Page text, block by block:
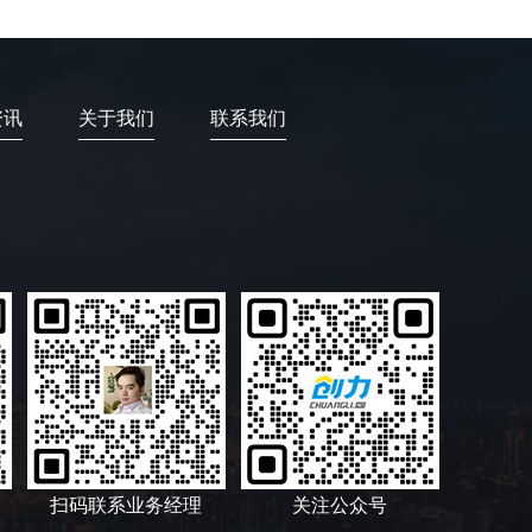
关于我们 联系我们
关注公众号
扫码联系业务经理